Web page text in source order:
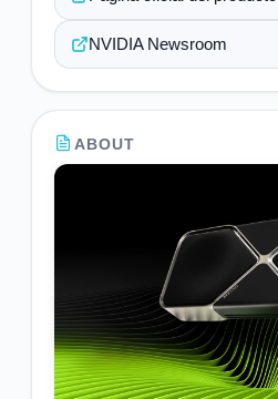
NVIDIA Newsroom
ABOUT